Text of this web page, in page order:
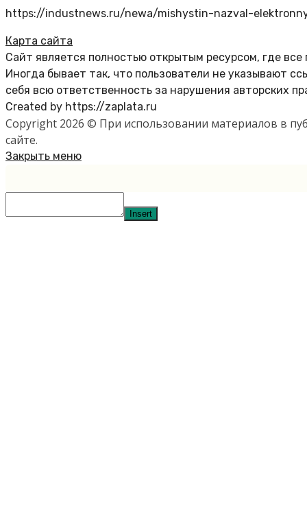
https://industnews.ru/newa/mishystin-nazval-
Карта сайта
Сайт является полностью открытым ресурсом, где
Иногда бывает так, что пользователи не указывают
себя всю ответственность за нарушения авторских
Created by https://zaplata.ru
Copyright 2026 © При использовании материалов в
сайте.
Закрыть меню
Insert